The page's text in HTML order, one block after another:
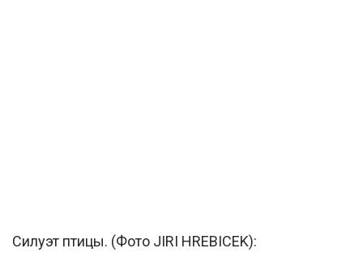
Силуэт птицы. (Фото JIRI HREBICEK):